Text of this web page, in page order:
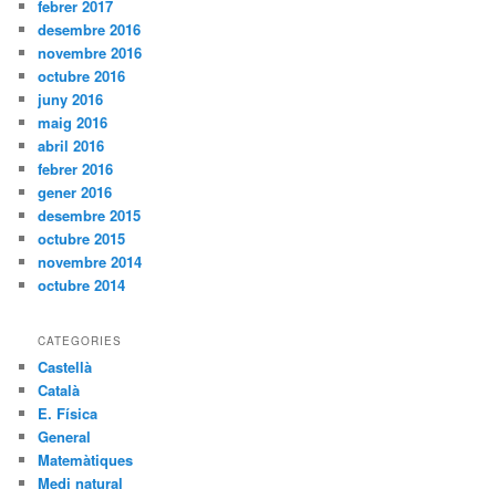
febrer 2017
desembre 2016
novembre 2016
octubre 2016
juny 2016
maig 2016
abril 2016
febrer 2016
gener 2016
desembre 2015
octubre 2015
novembre 2014
octubre 2014
CATEGORIES
Castellà
Català
E. Física
General
Matemàtiques
Medi natural